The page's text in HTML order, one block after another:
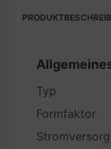
Typ
Formfaktor